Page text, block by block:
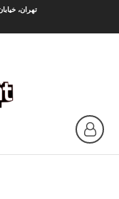
تهران،
سیتی لنت |CITY LENT